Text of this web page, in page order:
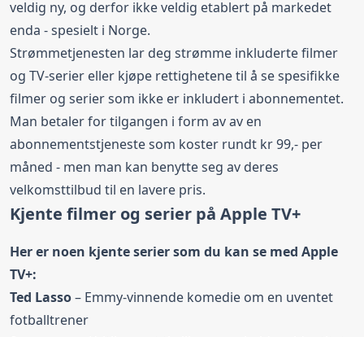
veldig ny, og derfor ikke veldig etablert på markedet
enda - spesielt i Norge.
Strømmetjenesten lar deg strømme inkluderte filmer
og TV-serier eller kjøpe rettighetene til å se spesifikke
filmer og serier som ikke er inkludert i abonnementet.
Man betaler for tilgangen i form av av en
abonnementstjeneste som koster rundt kr 99,- per
måned - men man kan benytte seg av deres
velkomsttilbud til en lavere pris.
Kjente filmer og serier på Apple TV+
Her er noen kjente serier som du kan se med Apple
TV+:
Ted Lasso– Emmy-vinnende komedie om en uventet
fotballtrener